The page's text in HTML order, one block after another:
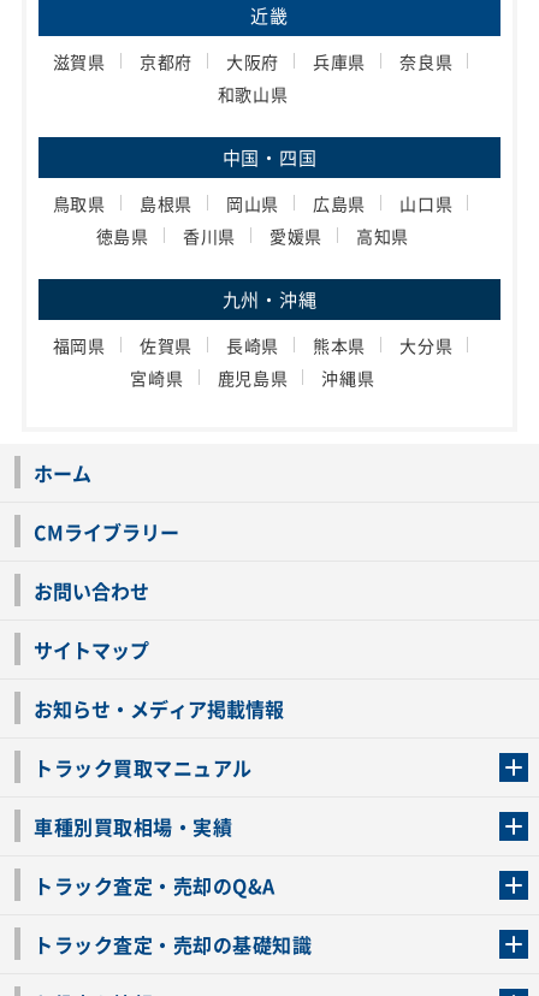
近畿
滋賀県 京都府 大阪府 兵庫県
奈良県
和歌山県
中国・四国
鳥取県 島根県 岡山県 広島県
山口県
徳島県
香川県 愛媛県 高知県
九州・沖縄
福岡県 佐賀県 長崎県 熊本県
大分県
宮崎県
鹿児島県 沖縄県
ホーム
CMライブラリー
お問い合わせ
サイトマップ
お知らせ・メディア掲載情報
トラック買取マニュアル
車種別買取相場・実績
トラック査定・売却のQ&A
トラック査定・売却の基礎知識